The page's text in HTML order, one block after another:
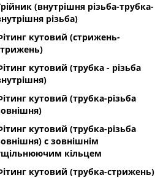
(внутрішня різьба-трубка-
різьба)
кутовий (стрижень-
кутовий (трубка - різьба
кутовий (трубка-різьба
кутовий (трубка-різьба
с зовнішнім
кільцем
кутовий (трубка-стрижень)